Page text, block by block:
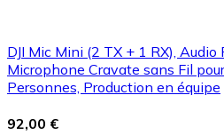
DJI Mic Mini (2 TX + 1 RX), Audio
Microphone Cravate sans Fil
Personnes, Production en équipe
92,00 €